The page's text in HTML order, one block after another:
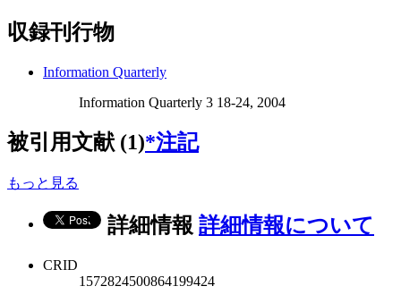
収録刊行物
Information Quarterly
Information Quarterly 3 18-24, 2004
被引用文献 (1)*注記
もっと見る
詳細情報 詳細情報について
CRID
1572824500864199424